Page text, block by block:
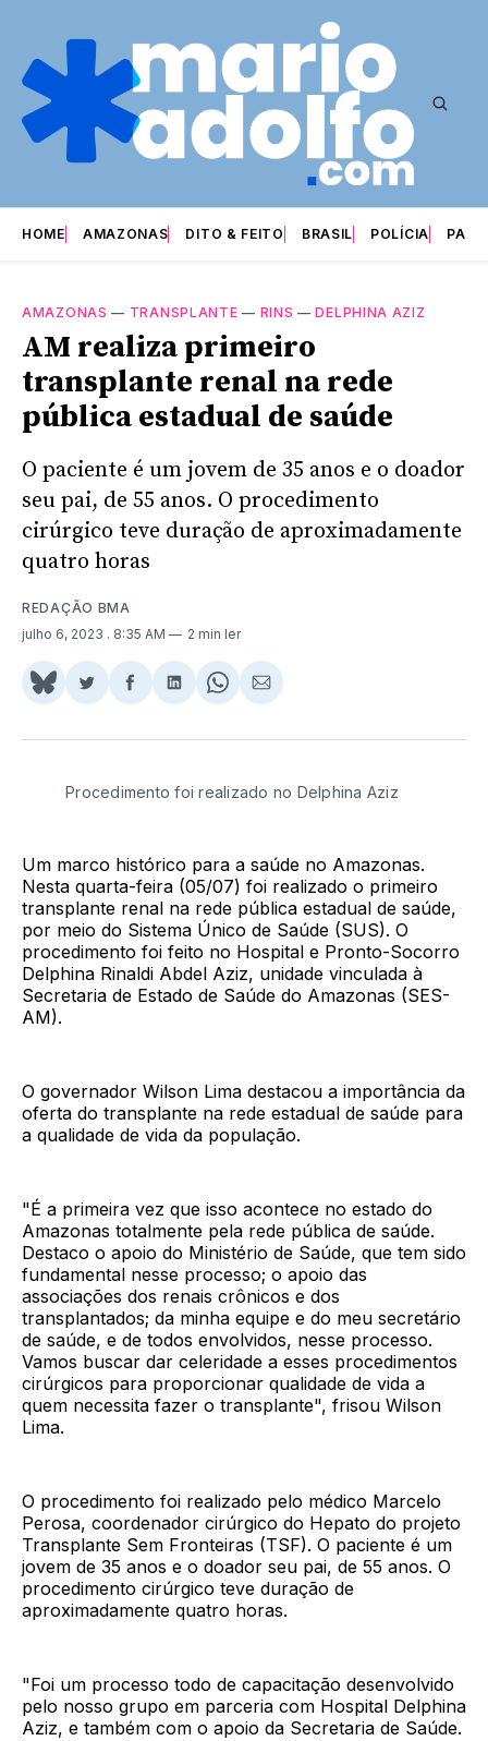
HOME AMAZONAS DITO & FEITO BRASIL POLÍCIA
AMAZONAS — TRANSPLANTE — RINS —DELPHINA AZIZ
AM realiza primeiro
transplante renal na rede
pública estadual de saúde
O paciente é um jovem de 35 anos e o doador
seu pai, de 55 anos. O procedimento
cirúrgico teve duração de aproximadamente
quatro horas
REDAÇÃO BMA
julho 6, 2023 . 8:35 AM 2 min ler
Share
BlueSky
Compartilhar
Twitter
Compartilhar
Facebook
Compartilhar
LinkedIn
Share
WhatsApp
Compartilhar
Email
Procedimento foi realizado no Delphina Aziz
Um marco histórico para a saúde no Amazonas.
Nesta quarta-feira (05/07) foi realizado o primeiro
transplante renal na rede pública estadual de saúde,
por meio do Sistema Único de Saúde (SUS). O
procedimento foi feito no Hospital e Pronto-Socorro
Delphina Rinaldi Abdel Aziz, unidade vinculada à
Secretaria de Estado de Saúde do Amazonas (SES-
AM).
O governador Wilson Lima destacou a importância da
oferta do transplante na rede estadual de saúde para
a qualidade de vida da população.
"É a primeira vez que isso acontece no estado do
Amazonas totalmente pela rede pública de saúde.
Destaco o apoio do Ministério de Saúde, que tem sido
fundamental nesse processo; o apoio das
associações dos renais crônicos e dos
transplantados; da minha equipe e do meu secretário
de saúde, e de todos envolvidos, nesse processo.
Vamos buscar dar celeridade a esses procedimentos
cirúrgicos para proporcionar qualidade de vida a
quem necessita fazer o transplante", frisou Wilson
Lima.
O procedimento foi realizado pelo médico Marcelo
Perosa, coordenador cirúrgico do Hepato do projeto
Transplante Sem Fronteiras (TSF). O paciente é um
jovem de 35 anos e o doador seu pai, de 55 anos. O
procedimento cirúrgico teve duração de
aproximadamente quatro horas.
"Foi um processo todo de capacitação desenvolvido
pelo nosso grupo em parceria com Hospital Delphina
Aziz, e também com o apoio da Secretaria de Saúde.